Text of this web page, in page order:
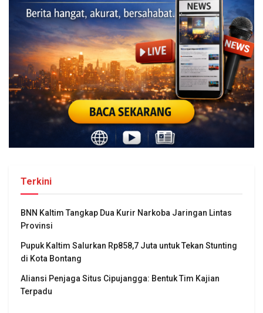
Terkini
BNN Kaltim Tangkap Dua Kurir Narkoba Jaringan Lintas
Provinsi
Pupuk Kaltim Salurkan Rp858,7 Juta untuk Tekan Stunting
di Kota Bontang
Aliansi Penjaga Situs Cipujangga: Bentuk Tim Kajian
Terpadu